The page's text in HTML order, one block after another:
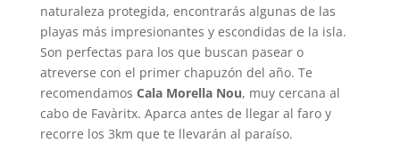
naturaleza protegida, encontrarás algunas de las
playas más impresionantes y escondidas de la isla.
Son perfectas para los que buscan pasear o
atreverse con el primer chapuzón del año. Te
recomendamos Cala Morella Nou, muy cercana al
cabo de Favàritx. Aparca antes de llegar al faro y
recorre los 3km que te llevarán al paraíso.